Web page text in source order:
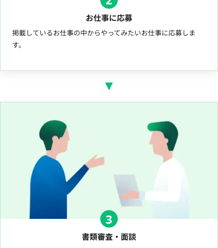
お仕事に応募
掲載しているお仕事の中からやってみたいお仕事に応募しま
す。
3
書類審査・面談